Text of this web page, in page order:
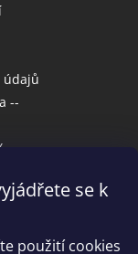
se k
použití cookies
údajů
--